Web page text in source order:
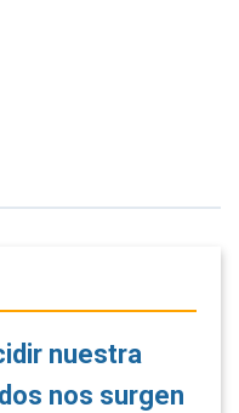
nuestra
nos surgen